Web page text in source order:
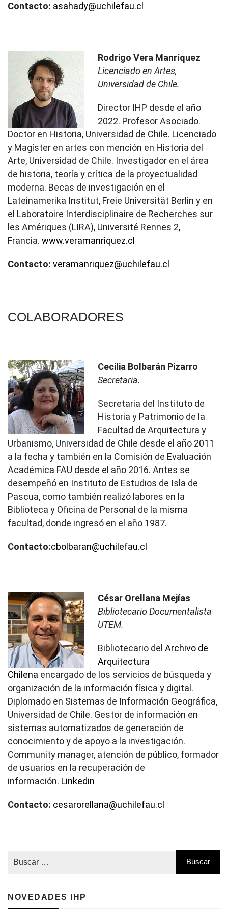
Contacto: asahady@uchilefau.cl
Rodrigo Vera Manríquez
Licenciado en Artes,
Universidad de Chile.
Director IHP desde el año
2022. Profesor Asociado.
Doctor en Historia, Universidad de Chile. Licenciado
y Magíster en artes con mención en Historia del
Arte, Universidad de Chile. Investigador en el área
de historia, teoría y crítica de la proyectualidad
moderna. Becas de investigación en el
Lateinamerika Institut, Freie Universität Berlin y en
el Laboratoire Interdisciplinaire de Recherches sur
les Amériques (LIRA), Université Rennes 2,
Francia. www.veramanriquez.cl
Contacto: veramanriquez@uchilefau.cl
COLABORADORES
Cecilia Bolbarán Pizarro
Secretaria.
Secretaria del Instituto de
Historia y Patrimonio de la
Facultad de Arquitectura y
Urbanismo, Universidad de Chile desde el año 2011
a la fecha y también en la Comisión de Evaluación
Académica FAU desde el año 2016. Antes se
desempeñó en Instituto de Estudios de Isla de
Pascua, como también realizó labores en la
Biblioteca y Oficina de Personal de la misma
facultad, donde ingresó en el año 1987.
Contacto:cbolbaran@uchilefau.cl
César Orellana Mejías
Bibliotecario Documentalista
UTEM.
Bibliotecario del Archivo de
Arquitectura
Chilena encargado de los servicios de búsqueda y
organización de la información física y digital.
Diplomado en Sistemas de Información Geográfica,
Universidad de Chile. Gestor de información en
sistemas automatizados de generación de
conocimiento y de apoyo a la investigación.
Community manager, atención de público, formador
de usuarios en la recuperación de
información. Linkedin
Contacto: cesarorellana@uchilefau.cl
NOVEDADES IHP